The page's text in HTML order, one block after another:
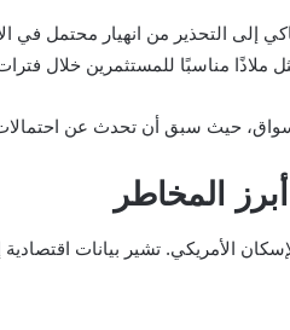
التحذير من انهيار محتمل في
ملاذًا مناسبًا للمستثمرين خلال
حيث سبق أن تحدث عن
المخاطر